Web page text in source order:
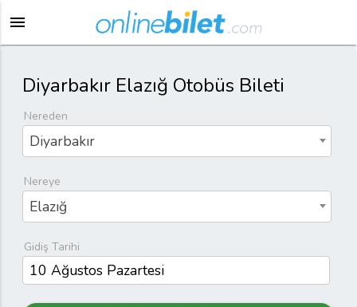
menu
Diyarbakır Elazığ Otobüs Bileti
Nereden
Diyarbakır
Nereye
Elazığ
Gidiş Tarihi